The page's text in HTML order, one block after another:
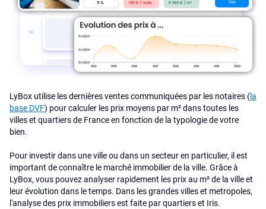
LyBox utilise les dernières ventes communiquées par les notaires (la
base DVF) pour calculer les prix moyens par m² dans toutes les
villes et quartiers de France en fonction de la typologie de votre
bien.
Pour investir dans une ville ou dans un secteur en particulier, il est
important de connaître le marché immobilier de la ville. Grâce à
LyBox, vous pouvez analyser rapidement les prix au m² de la ville et
leur évolution dans le temps. Dans les grandes villes et metropoles,
l'analyse des prix immobiliers est faite par quartiers et Iris.